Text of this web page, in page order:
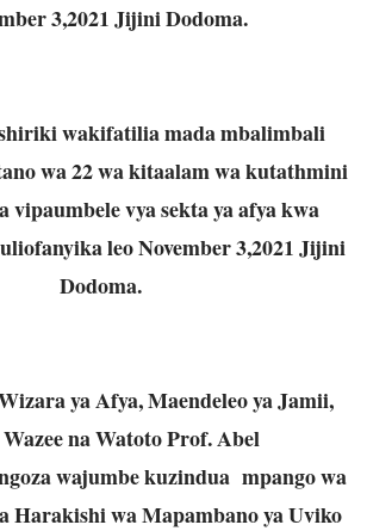
3,2021 Jijini Dodoma.
wakifatilia mada mbalimbali
wa 22 wa kitaalam wa kutathmini
vipaumbele vya sekta ya afya kwa
leo November 3,2021 Jijini
Dodoma.
ya Afya, Maendeleo ya Jamii,
na Watoto Prof. Abel
wajumbe kuzindua mpango wa
Harakishi wa Mapambano ya Uviko